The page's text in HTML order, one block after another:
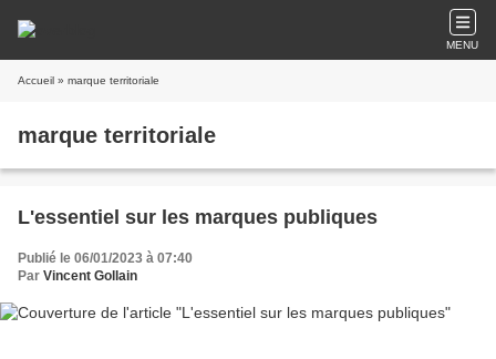
MENU
Accueil » marque territoriale
marque territoriale
L'essentiel sur les marques publiques
Publié le 06/01/2023 à 07:40
Par Vincent Gollain